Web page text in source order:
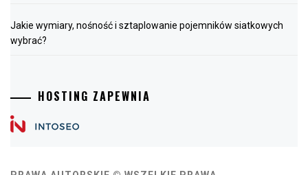
Jakie wymiary, nośność i sztaplowanie pojemników siatkowych
wybrać?
HOSTING ZAPEWNIA